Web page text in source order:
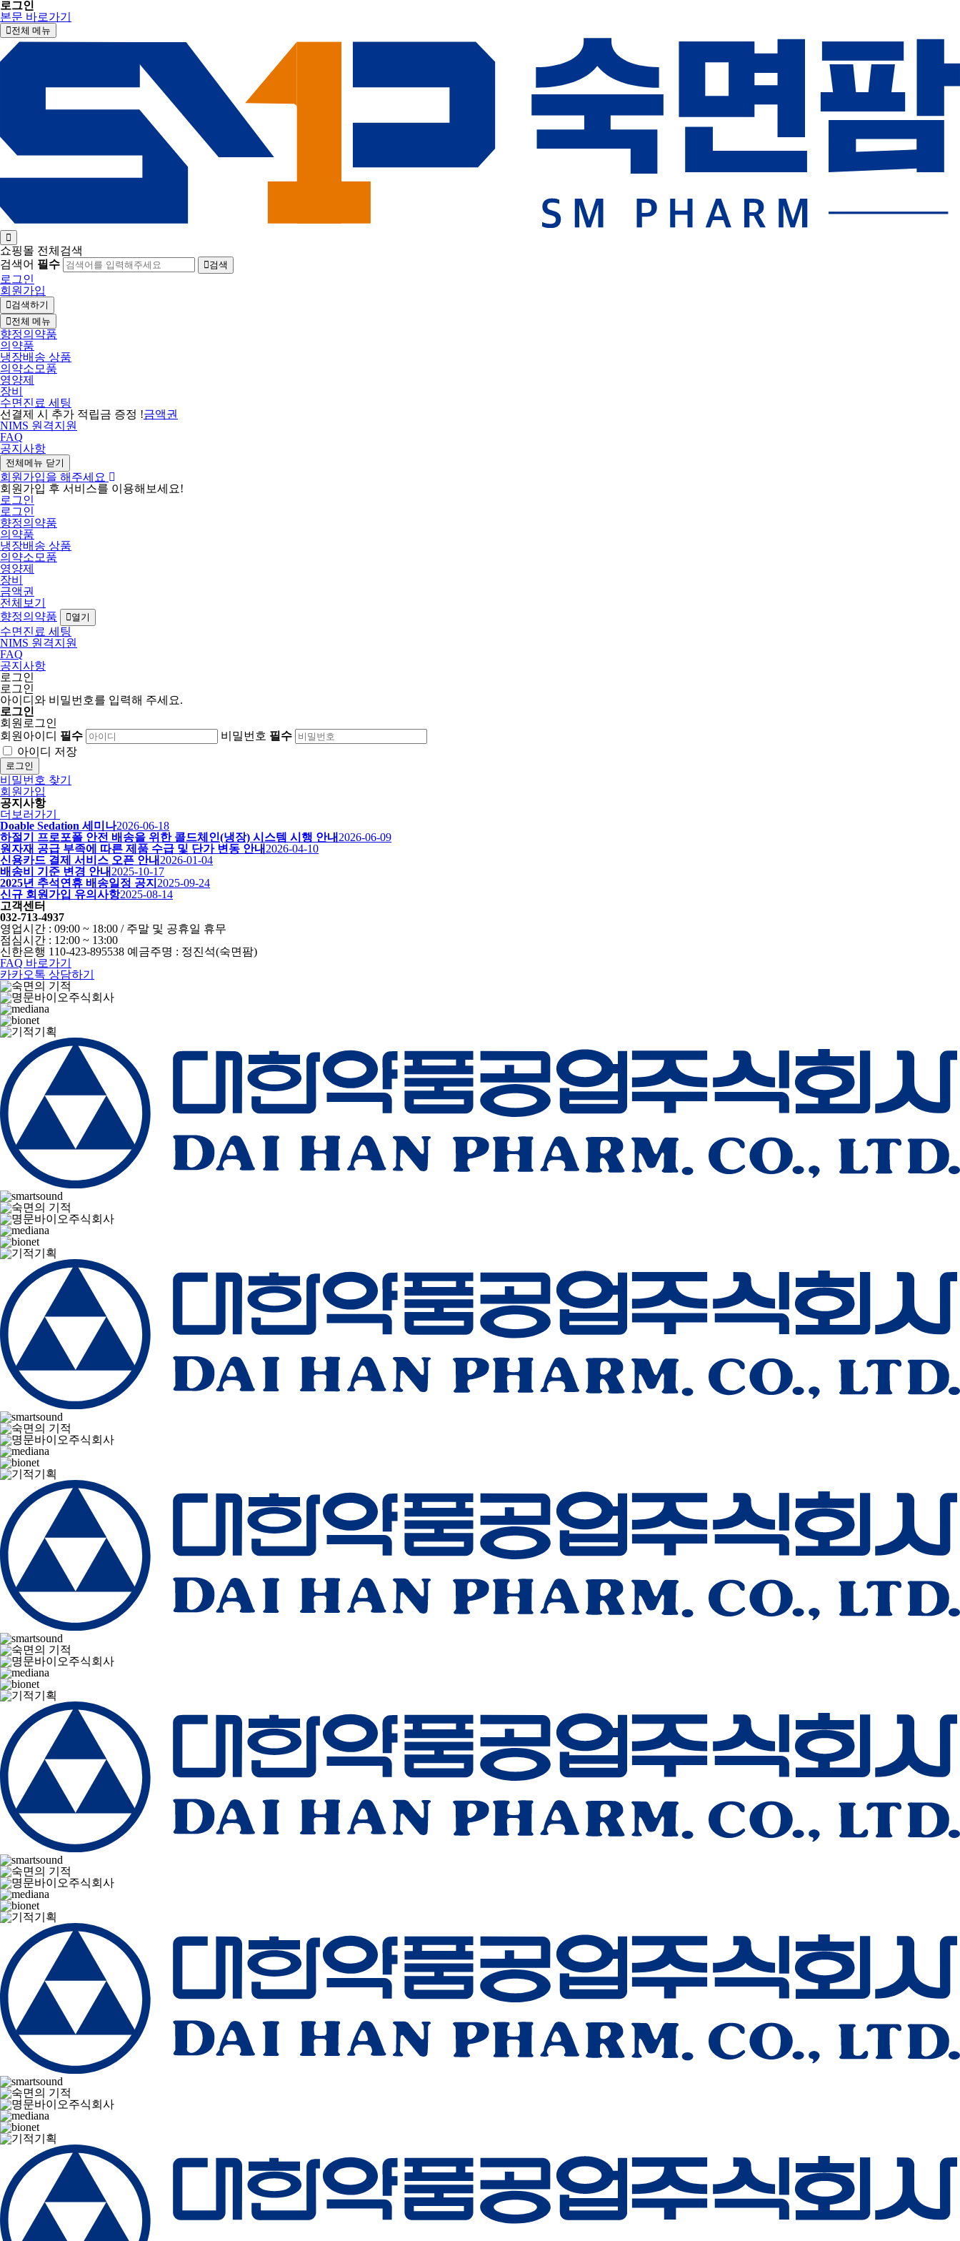
로그인
본문 바로가기
전체 메뉴
쇼핑몰 전체검색
검색어 필수 검색
로그인
회원가입
검색하기
전체 메뉴
향정의약품
의약품
냉장배송 상품
의약소모품
영양제
장비
수면진료 세팅
선결제 시 추가 적립금 증정 !금액권
NIMS 원격지원
FAQ
공지사항
전체메뉴 닫기
회원가입을 해주세요
회원가입 후 서비스를 이용해보세요!
로그인
로그인
향정의약품
의약품
냉장배송 상품
의약소모품
영양제
장비
금액권
전체보기
향정의약품
열기
수면진료 세팅
NIMS 원격지원
FAQ
공지사항
로그인
로그인
아이디와 비밀번호를 입력해 주세요.
로그인
회원로그인
회원아이디 필수 비밀번호 필수
아이디 저장
로그인
비밀번호 찾기
회원가입
공지사항
더보러가기
Doable Sedation 세미나2026-06-18
하절기 프로포폴 안전 배송을 위한 콜드체인(냉장) 시스템 시행 안내 2026-06-09
원자재 공급 부족에 따른 제품 수급 및 단가 변동 안내 2026-04-10
신용카드 결제 서비스 오픈 안내 2026-01-04
배송비 기준 변경 안내 2025-10-17
2025년 추석연휴 배송일정 공지 2025-09-24
신규 회원가입 유의사항2025-08-14
고객센터
032-713-4937
영업시간 : 09:00 ~ 18:00 / 주말 및 공휴일 휴무
점심시간 : 12:00 ~ 13:00
신한은행 110-423-895538 예금주명 : 정진석(숙면팜)
FAQ 바로가기
카카오톡 상담하기